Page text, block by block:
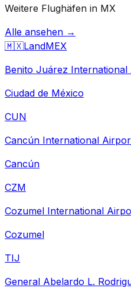
Weitere Flughäfen in MX
Alle ansehen →
🇲🇽LandMEX
Benito Juárez
Ciudad de México
CUN
Cancún International
Cancún
CZM
Cozumel International
Cozumel
TIJ
General Abelardo L.